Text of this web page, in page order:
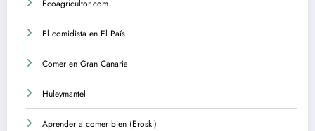
Ecoagricultor.com
El comidista en El País
Comer en Gran Canaria
Huleymantel
Aprender a comer bien (Eroski)